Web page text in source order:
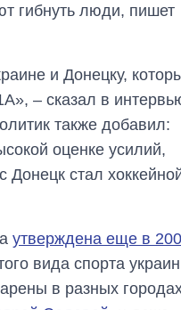
гибнуть люди, пишет
и Донецку,
– сказал в
также добавил:
оценке усилий,
Донецк стал
утверждена еще в
вида спорта
в разных